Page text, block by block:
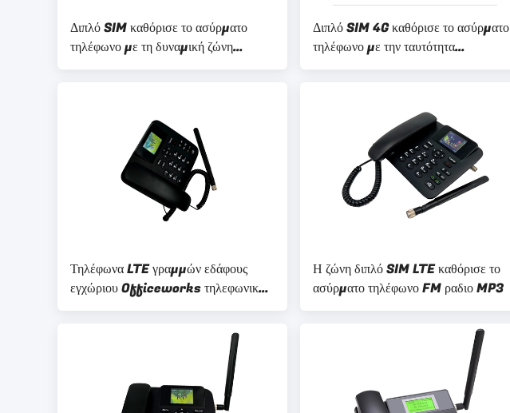
Διπλό SIM καθόρισε το ασύρματο
τηλέφωνο με τη δυναμική ζώνη
Bluetooth FM ραδιο MP3
Διπλό SIM 4G καθόρισε το ασύρματο
τηλέφωνο με την ταυτότητα
επισκεπτών δυναμικής ζώνης WIFI
Τηλέφωνα LTE γραμμών εδάφους
εγχώριου Officeworks τηλεφωνικών
καταλόγων διπλή κάρτα SIM
Η ζώνη διπλό SIM LTE καθόρισε το
ασύρματο τηλέφωνο FM ραδιο MP3